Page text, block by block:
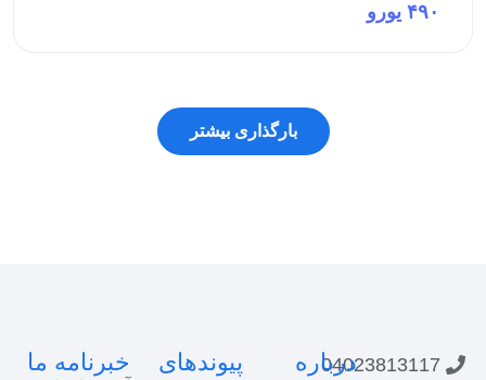
۴۹۰ یورو
04023813117
درباره
پیوندهای
خبرنامه ما